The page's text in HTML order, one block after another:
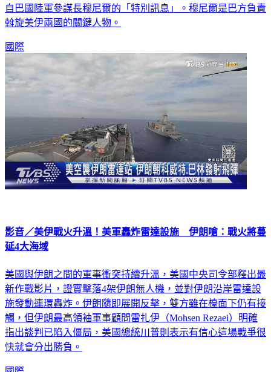
自巴國陸軍參謀長穆尼爾的「特別訊息」。穆尼爾是巴方負責
斡旋美伊兩國的關鍵人物。
國際
影音／美伊戰火升溫！美軍轟炸雷達設施 伊朗嗆：戰火將蔓
延4大海域
美國與伊朗之間的軍事衝突持續升溫，美國中央司令部釋出最
新作戰影片，證實擊落4架伊朗無人機，並對伊朗沿岸雷達設
施發動連環轟炸。伊朗隨即展開反擊，雙方雖在檯面下仍有接
觸，但伊朗最高領袖軍事顧問雷扎伊（Mohsen Rezaei）明確
指出談判已陷入僵局，美國總統川普則表示有信心這場戰爭很
快就會分出勝負。